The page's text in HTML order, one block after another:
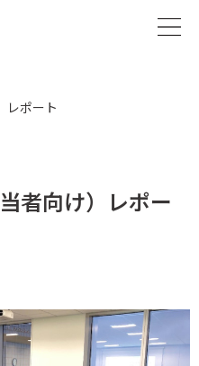
レポート
者向け）レポー